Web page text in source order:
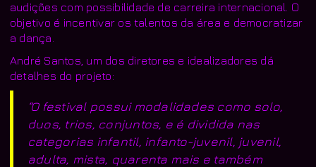
audições com possibilidade de carreira internacional. O
objetivo é incentivar os talentos da área e democratizar
a dança.
André Santos, um dos diretores e idealizadores dá
detalhes do projeto:
“O festival possui modalidades como solo,
duos, trios, conjuntos, e é dividida nas
categorias infantil, infanto-juvenil, juvenil,
adulta, mista, quarenta mais e também